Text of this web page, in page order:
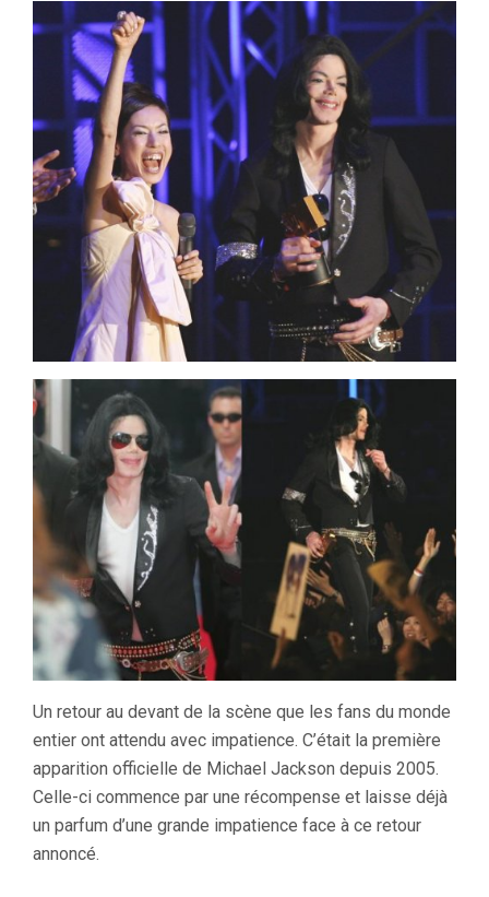
Un retour au devant de la scène que les fans du monde
entier ont attendu avec impatience. C’était la première
apparition officielle de Michael Jackson depuis 2005.
Celle-ci commence par une récompense et laisse déjà
un parfum d’une grande impatience face à ce retour
annoncé.